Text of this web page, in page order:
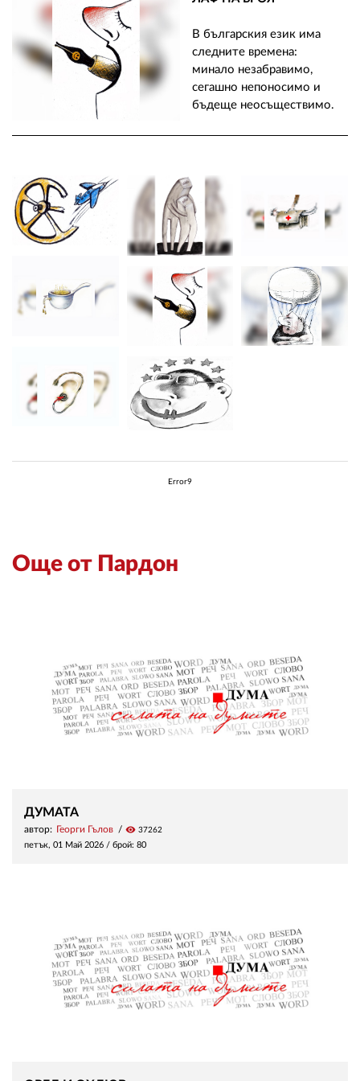
В българския език има
следните времена:
минало незабравимо,
сегашно непоносимо и
бъдеще неосъществимо.
Error9
Още от Пардон
ДУМАТА
автор: Георги Гълов visibility 37262
петък, 01 Май 2026 / брой: 80